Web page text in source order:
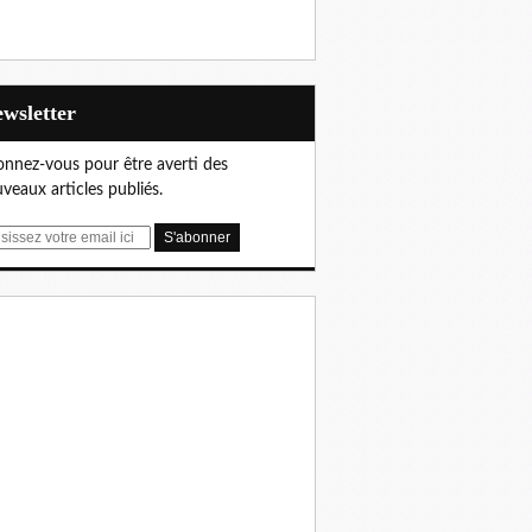
vous pour être averti des
articles publiés.